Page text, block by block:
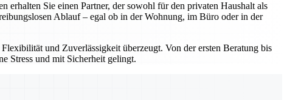
erhalten Sie einen Partner, der sowohl für den privaten Haushalt als
Ablauf – egal ob in der Wohnung, im Büro oder in der
und Zuverlässigkeit überzeugt. Von der ersten Beratung bis
Stress und mit Sicherheit gelingt.